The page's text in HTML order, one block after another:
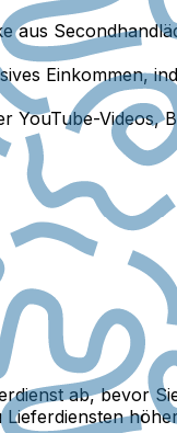
aus
Einkommen,
YouTube-Videos,
ab, bevor